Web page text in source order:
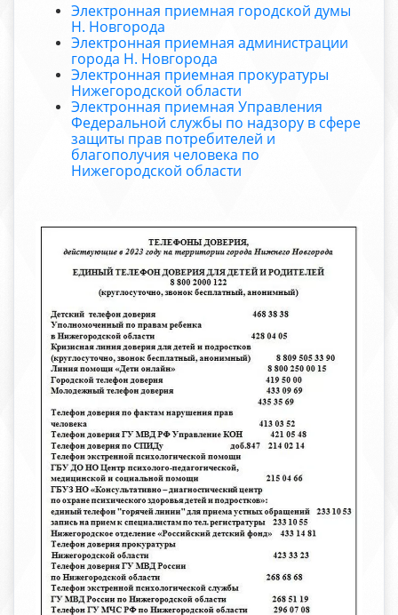
Электронная приемная городской думы
Н. Новгорода
Электронная приемная администрации
города Н. Новгорода
Электронная приемная прокуратуры
Нижегородской области
Электронная приемная Управления
Федеральной службы по надзору в сфере
защиты прав потребителей и
благополучия человека по
Нижегородской области